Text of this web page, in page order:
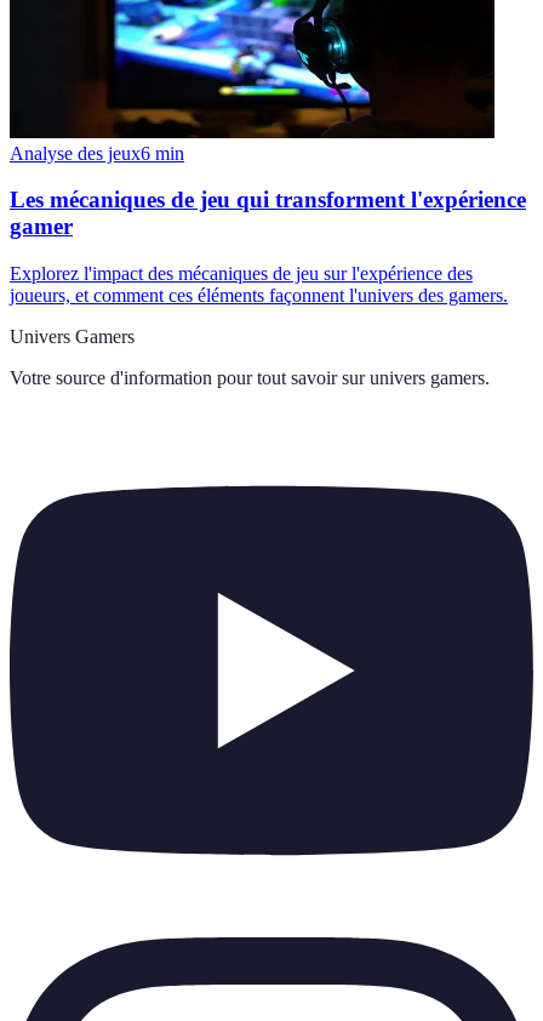
Analyse des jeux6 min
Les mécaniques de jeu qui transforment l'expérience
gamer
Explorez l'impact des mécaniques de jeu sur l'expérience des
joueurs, et comment ces éléments façonnent l'univers des gamers.
Univers Gamers
Votre source d'information pour tout savoir sur univers gamers.